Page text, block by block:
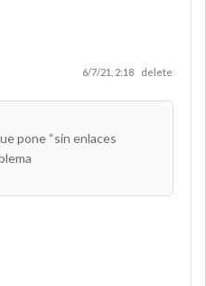
6/7/21, 2:18 delete
pone “sin enlaces